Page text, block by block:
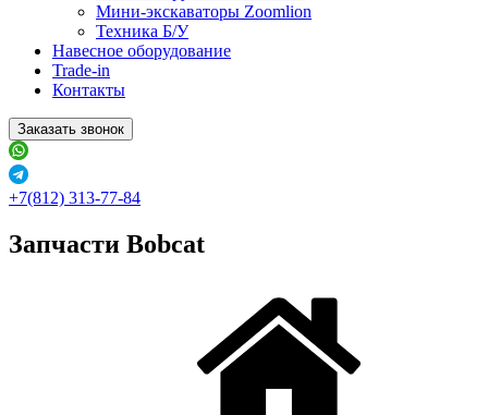
Мини-экскаваторы Zoomlion
Техника Б/У
Навесное оборудование
Trade-in
Контакты
Заказать звонок
+7(812) 313-77-84
Запчасти Bobcat